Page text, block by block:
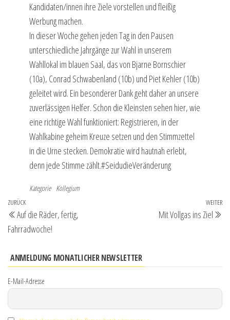
Kandidaten/innen ihre Ziele vorstellen undfleißig
Werbung machen.
In dieser Woche gehen jeden Tagin den Pausen
unterschiedliche Jahrgänge zur Wahl in unserem
Wahllokal im blauen Saal, das von Bjarne Bornschier
(10a), Conrad Schwabenland (10b) und Piet Kehler (10b)
geleitet wird. Ein besonderer Dank gehtdaheran unsere
zuverlässigen Helfer. Schon die Kleinsten sehen hier, wie
eine richtige Wahl funktioniert: Registrieren, in der
Wahlkabine geheim Kreuze setzen und den Stimmzettel
in die Urne stecken. Demokratiewird hautnah erlebt,
denn jede Stimme zählt.#SeidudieVeränderung
Kategorie Kollegium
Beitragsnavigation
Vorheriger
Beitrag
ZURÜCK
Auf die Räder, fertig,
Fahrradwoche!
WEITER
Mit Vollgas ins Ziel
ANMELDUNG MONATLICHER NEWSLETTER
E-Mail-Adresse